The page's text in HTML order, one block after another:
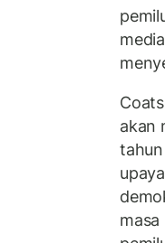
akan
masa